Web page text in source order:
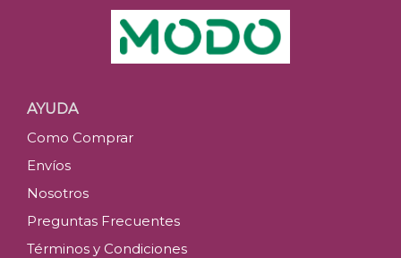
AYUDA
Como Comprar
Envíos
Nosotros
Preguntas Frecuentes
Términos y Condiciones